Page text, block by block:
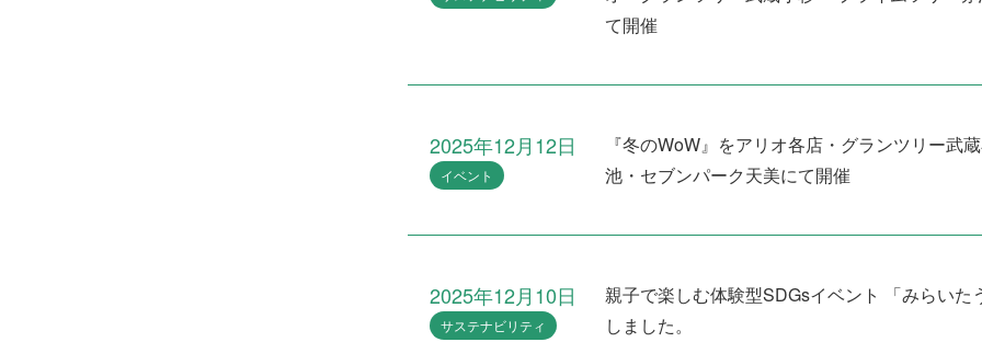
て開催
2025年12月12日
イベント
『冬のWoW』をアリオ各店・グランツリー武
池・セブンパーク天美にて開催
2025年12月10日
サステナビリティ
親子で楽しむ体験型SDGsイベント 「みらいた
しました。